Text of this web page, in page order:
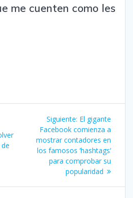
me cuenten como les
Siguiente: Siguiente
entrada:
El gigante
Facebook comienza a
mostrar contadores en
los famosos ‘hashtags’
para comprobar su
popularidad